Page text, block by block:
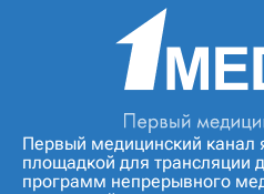
Первый медицинский канал
площадкой для трансляции
программ непрерывного